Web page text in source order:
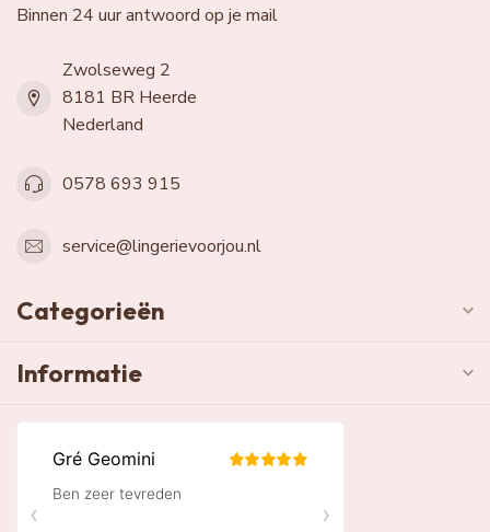
Binnen 24 uur antwoord op je mail
Zwolseweg 2
8181 BR Heerde
Nederland
0578 693 915
service@lingerievoorjou.nl
Categorieën
Informatie